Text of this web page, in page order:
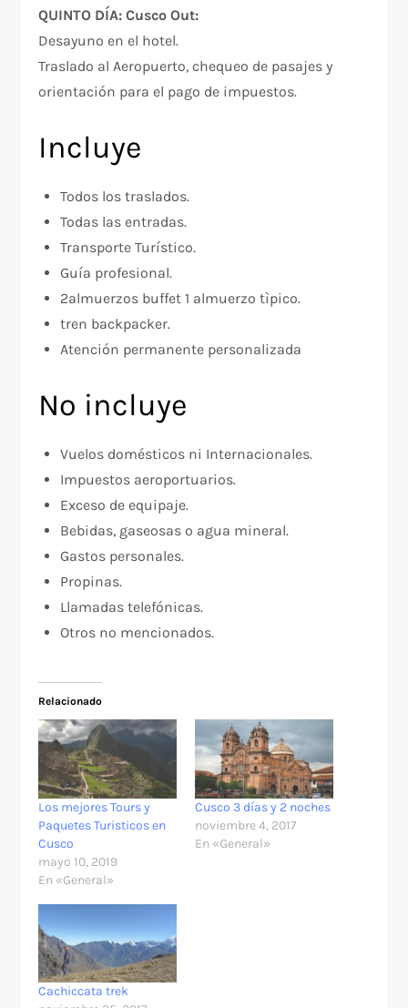
QUINTO DÍA: Cusco Out:
Desayuno en el hotel.
Traslado al Aeropuerto, chequeo de pasajes y
orientación para el pago de impuestos.
Incluye
Todos los traslados.
Todas las entradas.
Transporte Turístico.
Guía profesional.
2almuerzos buffet 1 almuerzo tìpico.
tren backpacker.
Atención permanente personalizada
No incluye
Vuelos domésticos ni Internacionales.
Impuestos aeroportuarios.
Exceso de equipaje.
Bebidas, gaseosas o agua mineral.
Gastos personales.
Propinas.
Llamadas telefónicas.
Otros no mencionados.
Relacionado
Los mejores Tours y
Paquetes Turisticos en
Cusco
mayo 10, 2019
En «General»
Cusco 3 días y 2 noches
noviembre 4, 2017
En «General»
Cachiccata trek